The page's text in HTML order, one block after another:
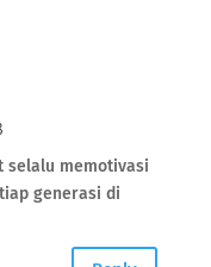
selalu memotivasi
generasi di